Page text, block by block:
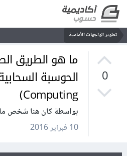
تطوير الواجهات الأمامية
0
ما هو الطريق
Computing)
بواسطة كان هنا شخص ما
10 فبراير 2016